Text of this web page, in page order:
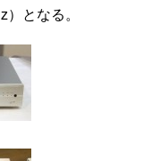
となる。